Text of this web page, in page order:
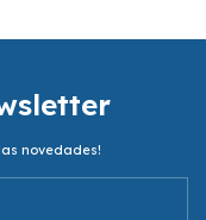
novedades!